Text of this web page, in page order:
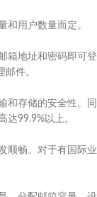
和用户数量而定。
箱地址和密码即可登
件。
和存储的安全性。同
达99.9%以上。
顺畅。对于有国际业